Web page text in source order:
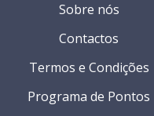
Sobre nós
Contactos
Termos e Condições
Programa de Pontos